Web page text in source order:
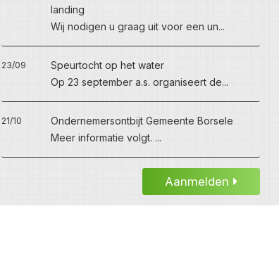
landing
Wij nodigen u graag uit voor een un...
23/09
Speurtocht op het water
Op 23 september a.s. organiseert de...
21/10
Ondernemersontbijt Gemeente Borsele
Meer informatie volgt. ...
Aanmelden